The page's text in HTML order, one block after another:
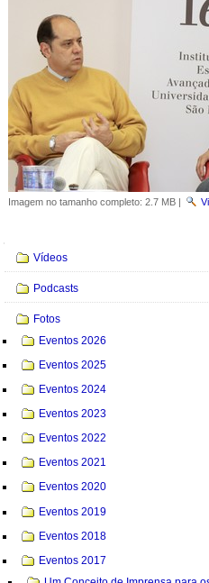
Imagem no tamanho completo: 2.7 MB|
Vídeos
Podcasts
Fotos
Eventos 2026
Eventos 2025
Eventos 2024
Eventos 2023
Eventos 2022
Eventos 2021
Eventos 2020
Eventos 2019
Eventos 2018
Eventos 2017